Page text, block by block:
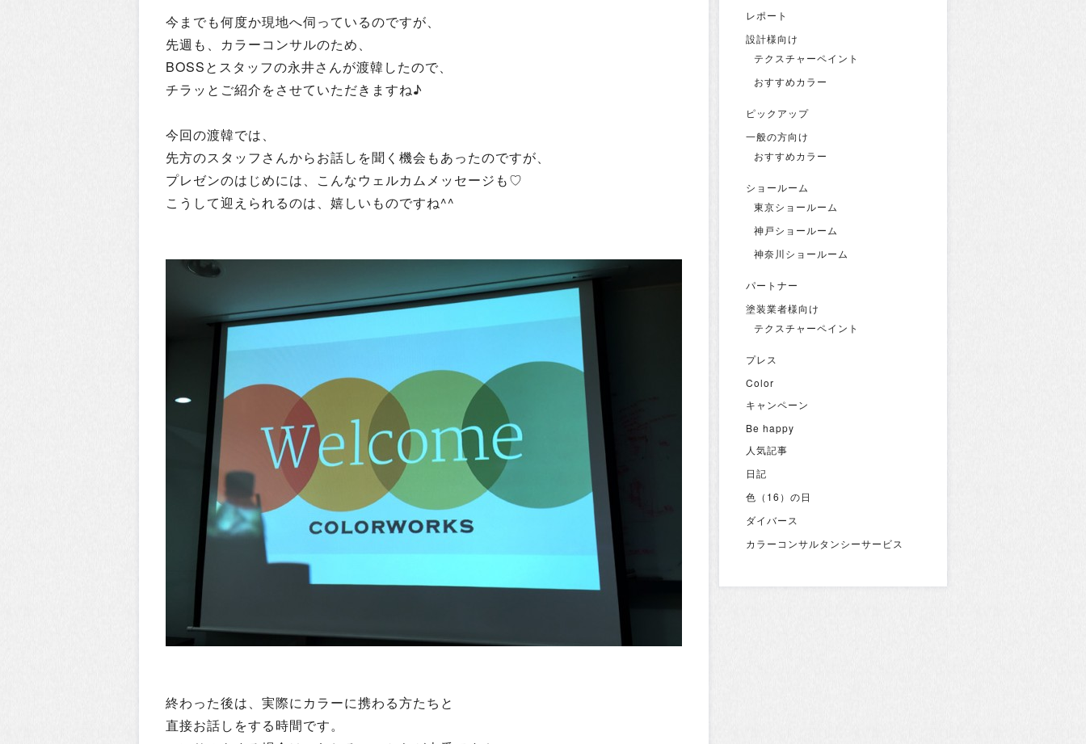
今までも何度か現地へ伺っているのですが、
先週も、カラーコンサルのため、
BOSSとスタッフの永井さんが渡韓したので、
チラッとご紹介をさせていただきますね♪
今回の渡韓では、
先方のスタッフさんからお話しを聞く機会もあったのですが、
プレゼンのはじめには、こんなウェルカムメッセージも♡
こうして迎えられるのは、嬉しいものですね^^
終わった後は、実際にカラーに携わる方たちと
直接お話しをする時間です。
レポート
設計様向け
テクスチャーペイント
おすすめカラー
ピックアップ
一般の方向け
おすすめカラー
ショールーム
東京ショールーム
神戸ショールーム
神奈川ショールーム
パートナー
塗装業者様向け
テクスチャーペイント
プレス
Color
キャンペーン
Be happy
人気記事
日記
色（16）の日
ダイバース
カラーコンサルタンシーサービス